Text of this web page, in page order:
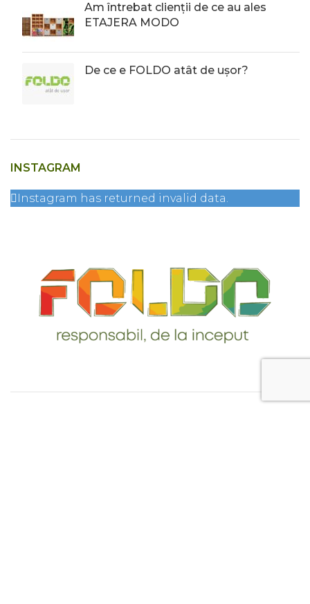
Am întrebat clienții de ce au ales
ETAJERA MODO
De ce e FOLDO atât de ușor?
INSTAGRAM
Instagram has returned invalid data.